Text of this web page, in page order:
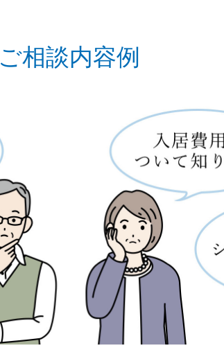
ご相談内容例